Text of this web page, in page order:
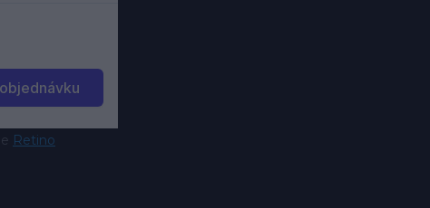
Retino